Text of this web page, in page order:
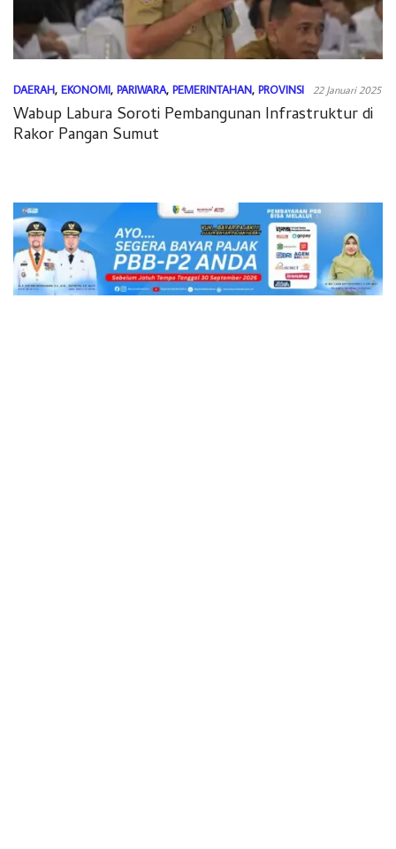
DAERAH, EKONOMI, PARIWARA, PEMERINTAHAN, PROVINSI 22 Januari 2025
Wabup Labura Soroti Pembangunan Infrastruktur di
Rakor Pangan Sumut